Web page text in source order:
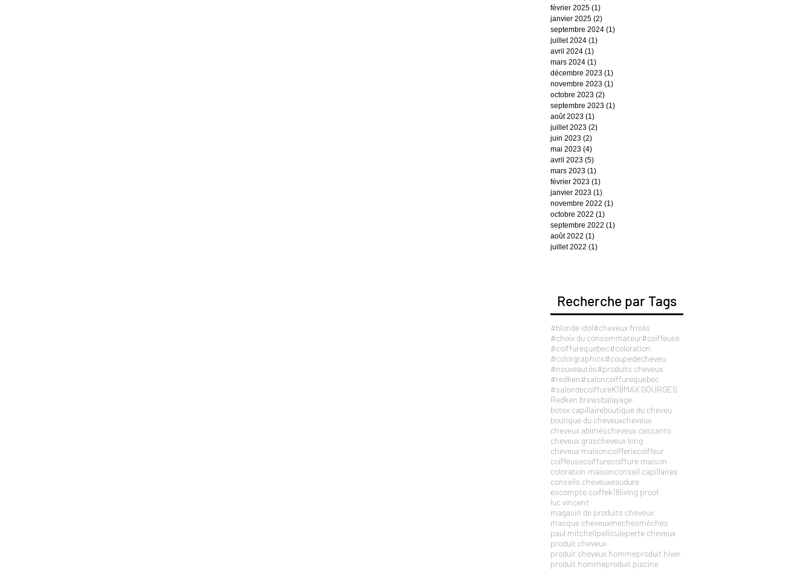
février 2025 (1)
janvier 2025 (2)
septembre 2024 (1)
juillet 2024 (1)
avril 2024 (1)
mars 2024 (1)
décembre 2023 (1)
novembre 2023 (1)
octobre 2023 (2)
septembre 2023 (1)
août 2023 (1)
juillet 2023 (2)
juin 2023 (2)
mai 2023 (4)
avril 2023 (5)
mars 2023 (1)
février 2023 (1)
janvier 2023 (1)
novembre 2022 (1)
octobre 2022 (1)
septembre 2022 (1)
août 2022 (1)
juillet 2022 (1)
Recherche par Tags
#blonde idol#cheveux frisés
#choix du consommateur#coiffeuse
#coiffurequebec#coloration
#colorgraphics#coupedecheveu
#nouveautés#produits cheveux
#redken#saloncoiffurequebec
#salondecoiffureK18MAX GOURGES
Redken brewsbalayage
botox capillaireboutique du cheveu
boutique du cheveuxcheveux
cheveux abiméscheveux cassants
cheveux grascheveux long
cheveux maisoncoifferiecoiffeur
coiffeusecoiffurecoiffure maison
coloration maisonconseil capillaires
conseils cheveuxeaudure
escompte coiffek18living proof
luc vincent
magasin de produits cheveux
masque cheveuxmechesmèches
paul mitchellpelliculeperte cheveux
produit cheveux
produit cheveux hommeproduit hiver
produit hommeproduit piscine